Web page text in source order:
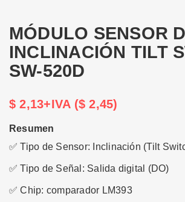
MÓDULO SENSOR
INCLINACIÓN TILT
SW-520D
$ 2,13+IVA ($ 2,45)
Resumen
✅ Tipo de Sensor: Inclinación (Tilt
✅ Tipo de Señal: Salida digital (DO)
✅ Chip: comparador LM393